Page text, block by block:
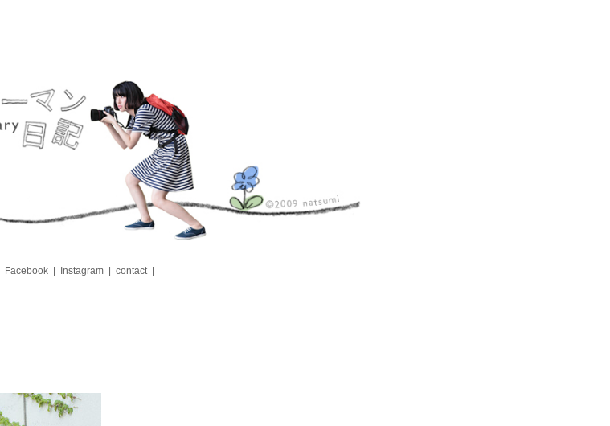
Facebook Instagram contact